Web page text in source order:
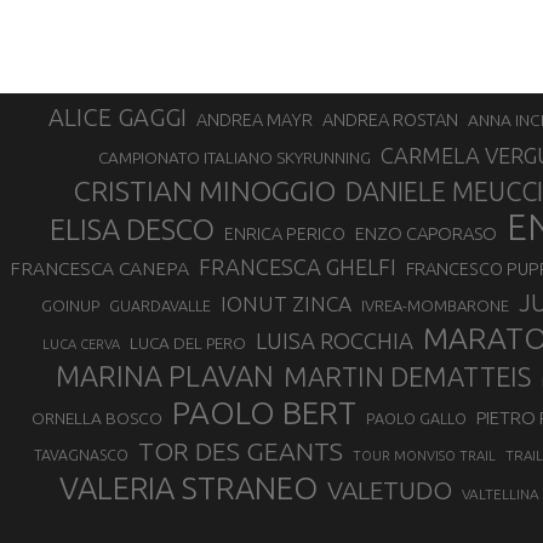
ALICE GAGGI ANDREA MAYR ANDREA ROSTAN ANNA
CAMPIONATO ITALIANO SKYRUNNING CARMELA
CRISTIAN MINOGGIO DANIELE MEUCCI
ELISA DESCO ENRICA PERICO ENZO CAPORASO
FRANCESCA CANEPA FRANCESCA GHELFI FRANCESCO
GOINUP GUARDAVALLE IONUT ZINCA IVREA-MOMBARONE
LUCA CERVA LUCA DEL PERO LUISA ROCCHIA
MARINA PLAVAN MARTIN DEMATTEIS
ORNELLA BOSCO PAOLO BERT PAOLO GALLO PIETRO
TAVAGNASCO TOR DES GEANTS TOUR MONVISO TRAIL
VALERIA STRANEO VALETUDO VALTELLINA